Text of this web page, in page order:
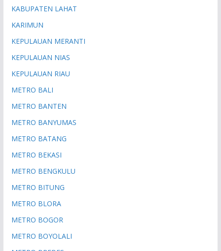
KABUPATEN LAHAT
KARIMUN
KEPULAUAN MERANTI
KEPULAUAN NIAS
KEPULAUAN RIAU
METRO BALI
METRO BANTEN
METRO BANYUMAS
METRO BATANG
METRO BEKASI
METRO BENGKULU
METRO BITUNG
METRO BLORA
METRO BOGOR
METRO BOYOLALI